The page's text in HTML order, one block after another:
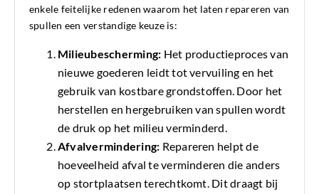
enkele feitelijke redenen waarom het laten repareren van
spullen een verstandige keuze is:
Milieubescherming: Het productieproces van
nieuwe goederen leidt tot vervuiling en het
gebruik van kostbare grondstoffen. Door het
herstellen en hergebruiken van spullen wordt
de druk op het milieu verminderd.
Afvalvermindering: Repareren helpt de
hoeveelheid afval te verminderen die anders
op stortplaatsen terechtkomt. Dit draagt bij